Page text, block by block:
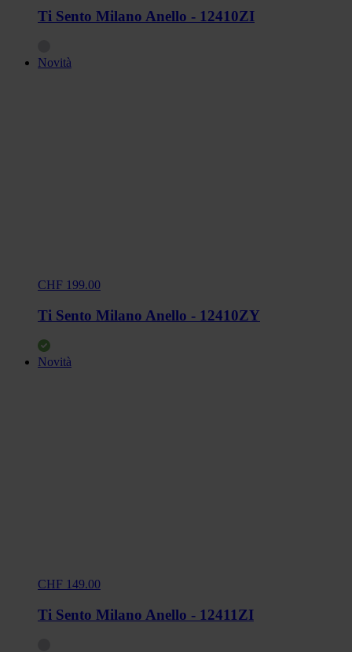
Ti Sento Milano Anello - 12410ZI
Novità
CHF 199.00
Ti Sento Milano Anello - 12410ZY
Novità
CHF 149.00
Ti Sento Milano Anello - 12411ZI